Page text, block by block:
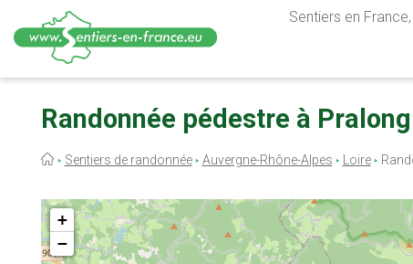
contenu
Sentiers en
Randonnée pédestre à
Fil
Sentiers de randonnée Auvergne-Rhône-Alpes Loire
+
−